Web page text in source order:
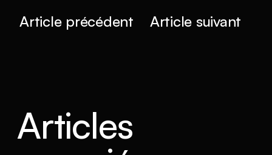
Article précédent Article suivant
Articles